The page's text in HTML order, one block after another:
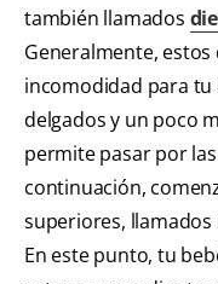
también llamados
Generalmente,
incomodidad para tu
delgados y un poco
permite pasar por
continuación,
superiores, llamados
En este punto, tu